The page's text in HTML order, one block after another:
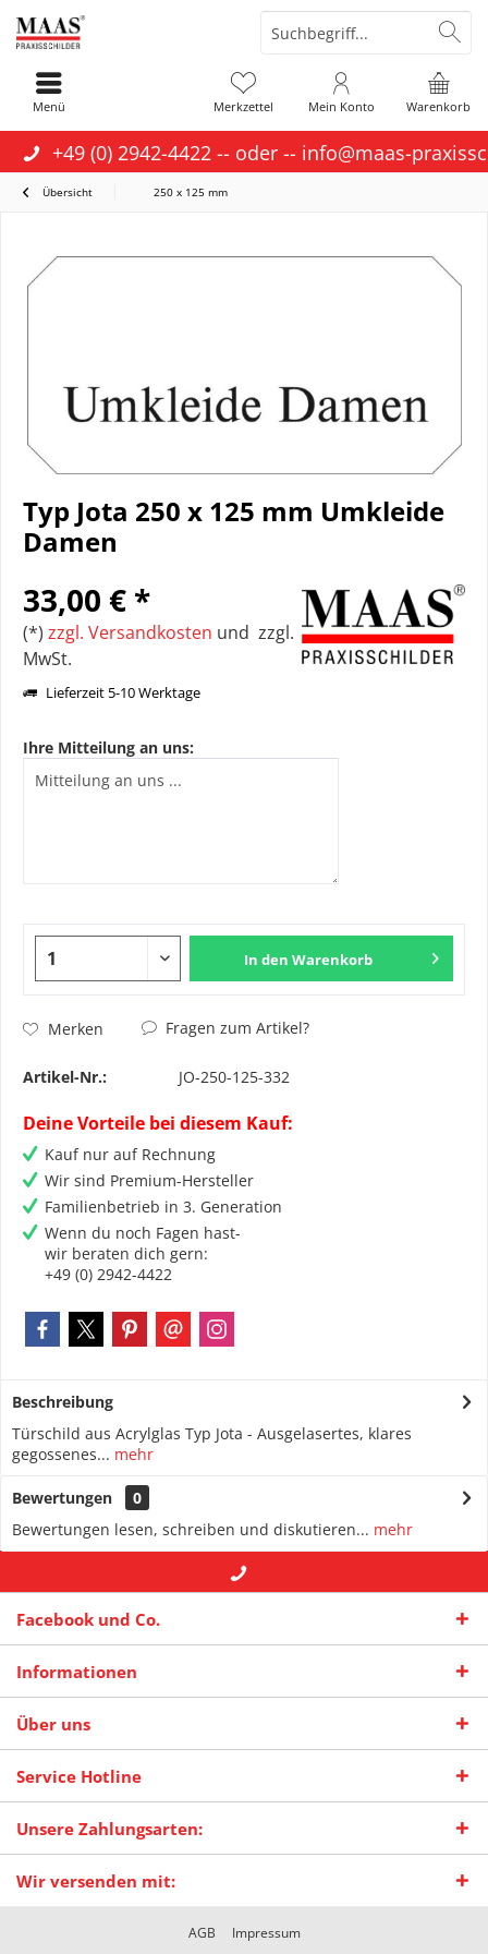
+49 (0) 2942-4422 -- oder -- info@maas-
Warenkorb
Merkzettel Mein Konto
Menü
Übersicht 250 x 125 mm
Typ Jota 250 x 125 mm Umkleide
Damen
33,00 € *
(*) zzgl. Versandkosten und zzgl.
MwSt.
Lieferzeit 5-10 Werktage
Ihre Mitteilung an uns:
In den Warenkorb
Merken Fragen zum Artikel?
Artikel-Nr.: JO-250-125-332
Deine Vorteile bei diesem Kauf:
Kauf nur auf Rechnung
Wir sind Premium-Hersteller
Familienbetrieb in 3. Generation
Wenn du noch Fagen hast-
wir beraten dich gern:
+49 (0) 2942-4422
Beschreibung
Türschild aus Acrylglas Typ Jota - Ausgelasertes, klares
gegossenes... mehr
Bewertungen
0
Bewertungen lesen, schreiben und diskutieren... mehr
Facebook und Co.
Informationen
Über uns
Service Hotline
Unsere Zahlungsarten:
Wir versenden mit:
AGB Impressum